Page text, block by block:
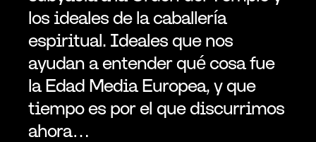
los ideales de la caballería
espiritual. Ideales que nos
ayudan a entender qué cosa fue
la Edad Media Europea, y que
tiempo es por el que discurrimos
ahora…